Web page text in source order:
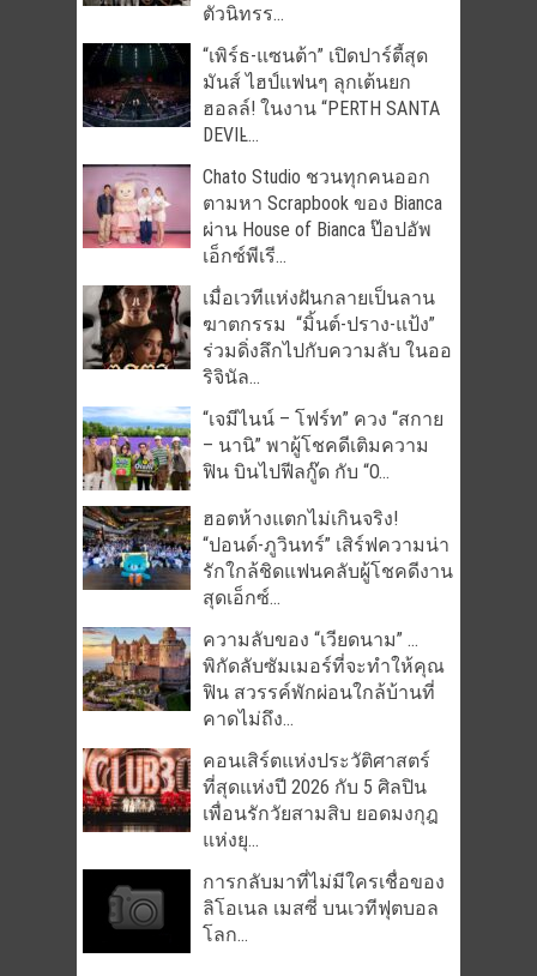
ตัวนิทรร...
“เพิร์ธ-แซนต้า” เปิดปาร์ตี้สุด
มันส์ ไฮป์แฟนๆ ลุกเต้นยก
ฮอลล์! ในงาน “PERTH SANTA
DEVIL̵...
Chato Studio ชวนทุกคนออก
ตามหา Scrapbook ของ Bianca
ผ่าน House of Bianca ป๊อปอัพ
เอ็กซ์พีเรี...
เมื่อเวทีแห่งฝันกลายเป็นลาน
ฆาตกรรม “มิ้นต์-ปราง-แป้ง”
ร่วมดิ่งลึกไปกับความลับ ในออ
ริจินัล...
“เจมีไนน์ – โฟร์ท” ควง “สกาย
– นานิ” พาผู้โชคดีเติมความ
ฟิน บินไปฟีลกู๊ด กับ “O...
ฮอตห้างแตกไม่เกินจริง!
“ปอนด์-ภูวินทร์” เสิร์ฟความน่า
รักใกล้ชิดแฟนคลับผู้โชคดีงาน
สุดเอ็กซ์...
ความลับของ “เวียดนาม” …
พิกัดลับซัมเมอร์ที่จะทำให้คุณ
ฟิน สวรรค์พักผ่อนใกล้บ้านที่
คาดไม่ถึง...
คอนเสิร์ตแห่งประวัติศาสตร์
ที่สุดแห่งปี 2026 กับ 5 ศิลปิน
เพื่อนรักวัยสามสิบ ยอดมงกุฎ
แห่งยุ...
การกลับมาที่ไม่มีใครเชื่อของ
ลิโอเนล เมสซี่ บนเวทีฟุตบอล
โลก...